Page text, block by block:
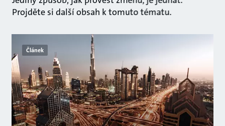
Projděte si další obsah k tomuto tématu.
Článek